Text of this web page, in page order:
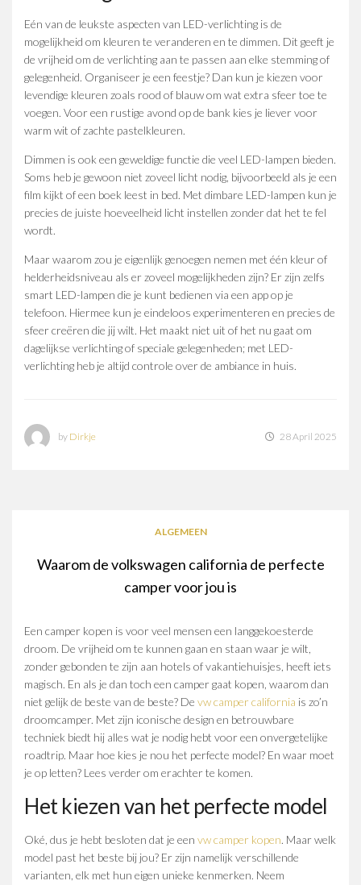
Eén van de leukste aspecten van LED-verlichting is de
mogelijkheid om kleuren te veranderen en te dimmen. Dit geeft je
de vrijheid om de verlichting aan te passen aan elke stemming of
gelegenheid. Organiseer je een feestje? Dan kun je kiezen voor
levendige kleuren zoals rood of blauw om wat extra sfeer toe te
voegen. Voor een rustige avond op de bank kies je liever voor
warm wit of zachte pastelkleuren.
Dimmen is ook een geweldige functie die veel LED-lampen bieden.
Soms heb je gewoon niet zoveel licht nodig, bijvoorbeeld als je een
film kijkt of een boek leest in bed. Met dimbare LED-lampen kun je
precies de juiste hoeveelheid licht instellen zonder dat het te fel
wordt.
Maar waarom zou je eigenlijk genoegen nemen met één kleur of
helderheidsniveau als er zoveel mogelijkheden zijn? Er zijn zelfs
smart LED-lampen die je kunt bedienen via een app op je
telefoon. Hiermee kun je eindeloos experimenteren en precies de
sfeer creëren die jij wilt. Het maakt niet uit of het nu gaat om
dagelijkse verlichting of speciale gelegenheden; met LED-
verlichting heb je altijd controle over de ambiance in huis.
by Dirkje 28 April 2025
ALGEMEEN
Waarom de volkswagen california de perfecte
camper voor jou is
Een camper kopen is voor veel mensen een langgekoesterde
droom. De vrijheid om te kunnen gaan en staan waar je wilt,
zonder gebonden te zijn aan hotels of vakantiehuisjes, heeft iets
magisch. En als je dan toch een camper gaat kopen, waarom dan
niet gelijk de beste van de beste? De vw camper california is zo’n
droomcamper. Met zijn iconische design en betrouwbare
techniek biedt hij alles wat je nodig hebt voor een onvergetelijke
roadtrip. Maar hoe kies je nou het perfecte model? En waar moet
je op letten? Lees verder om erachter te komen.
Het kiezen van het perfecte model
Oké, dus je hebt besloten dat je een vw camper kopen. Maar welk
model past het beste bij jou? Er zijn namelijk verschillende
varianten, elk met hun eigen unieke kenmerken. Neem